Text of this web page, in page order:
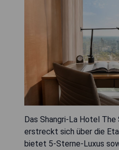
Das Shangri-La Hotel The
erstreckt sich über die
bietet 5-Sterne-Luxus